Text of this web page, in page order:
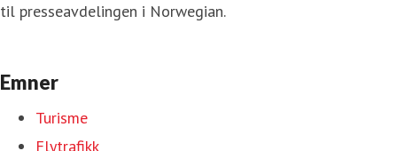
til presseavdelingen i Norwegian.
Emner
Turisme
Flytrafikk